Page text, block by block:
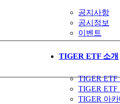
공지사항
공시정보
이벤트
TIGER ETF 소개
TIGER ETF
TIGER ETF
TIGER 아카